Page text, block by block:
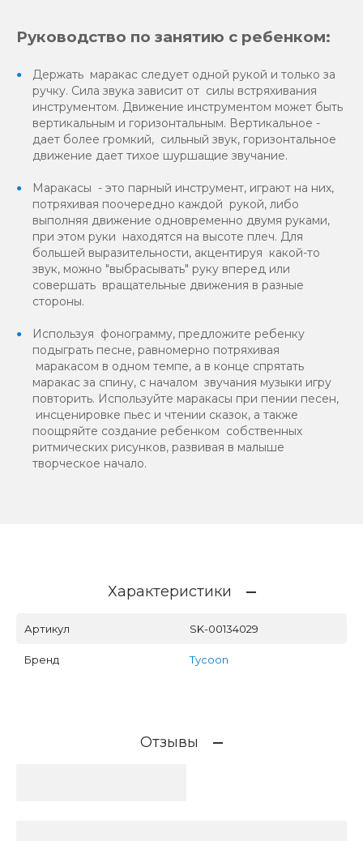
Руководство по занятию с ребенком:
Держать маракас следует одной рукой и только за
ручку. Сила звука зависит от силы встряхивания
инструментом. Движение инструментом может быть
вертикальным и горизонтальным. Вертикальное -
дает более громкий, сильный звук, горизонтальное
движение дает тихое шуршащие звучание.
Маракасы - это парный инструмент, играют на них,
потряхивая поочередно каждой рукой, либо
выполняя движение одновременно двумя руками,
при этом руки находятся на высоте плеч. Для
большей выразительности, акцентируя какой-то
звук, можно "выбрасывать" руку вперед или
совершать вращательные движения в разные
стороны.
Используя фонограмму, предложите ребенку
подыграть песне, равномерно потряхивая
маракасом в одном темпе, а в конце спрятать
маракас за спину, с началом звучания музыки игру
повторить. Используйте маракасы при пении песен,
инсценировке пьес и чтении сказок, а также
поощряйте создание ребенком собственных
ритмических рисунков, развивая в малыше
творческое начало.
Характеристики
Артикул SK-00134029
Бренд Tycoon
Отзывы